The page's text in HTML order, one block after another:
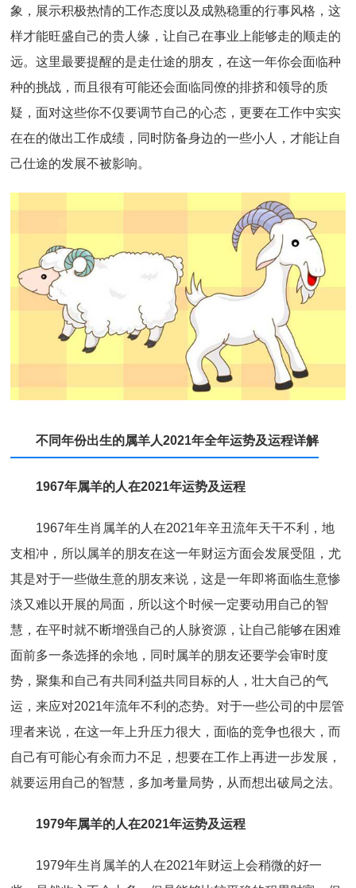
象，展示积极热情的工作态度以及成熟稳重的行事风格，这
样才能旺盛自己的贵人缘，让自己在事业上能够走的顺走的
远。这里最要提醒的是走仕途的朋友，在这一年你会面临种
种的挑战，而且很有可能还会面临同僚的排挤和领导的质
疑，面对这些你不仅要调节自己的心态，更要在工作中实实
在在的做出工作成绩，同时防备身边的一些小人，才能让自
己仕途的发展不被影响。
不同年份出生的属羊人2021年全年运势及运程详解
1967年属羊的人在2021年运势及运程
1967年生肖属羊的人在2021年辛丑流年天干不利，地
支相冲，所以属羊的朋友在这一年财运方面会发展受阻，尤
其是对于一些做生意的朋友来说，这是一年即将面临生意惨
淡又难以开展的局面，所以这个时候一定要动用自己的智
慧，在平时就不断增强自己的人脉资源，让自己能够在困难
面前多一条选择的余地，同时属羊的朋友还要学会审时度
势，聚集和自己有共同利益共同目标的人，壮大自己的气
运，来应对2021年流年不利的态势。对于一些公司的中层管
理者来说，在这一年上升压力很大，面临的竞争也很大，而
自己有可能心有余而力不足，想要在工作上再进一步发展，
就要运用自己的智慧，多加考量局势，从而想出破局之法。
1979年属羊的人在2021年运势及运程
1979年生肖属羊的人在2021年财运上会稍微的好一